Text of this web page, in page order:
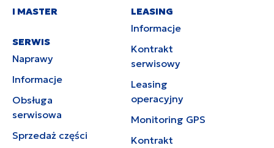
I MASTER
SERWIS
Naprawy
Informacje
Obsługa
serwisowa
Sprzedaż części
LEASING
Informacje
Kontrakt
serwisowy
Leasing
operacyjny
Monitoring GPS
Kontrakt